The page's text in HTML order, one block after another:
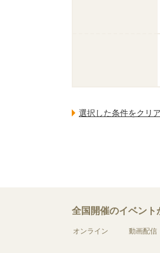
全国開催のイベント
オンライン 動画配信